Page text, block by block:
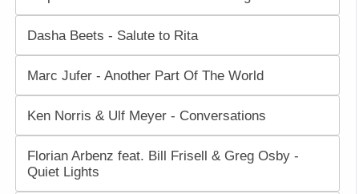
Dasha Beets - Salute to Rita
Marc Jufer - Another Part Of The World
Ken Norris & Ulf Meyer - Conversations
Florian Arbenz feat. Bill Frisell & Greg Osby -
Quiet Lights